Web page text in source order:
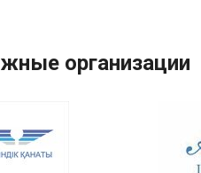
организации